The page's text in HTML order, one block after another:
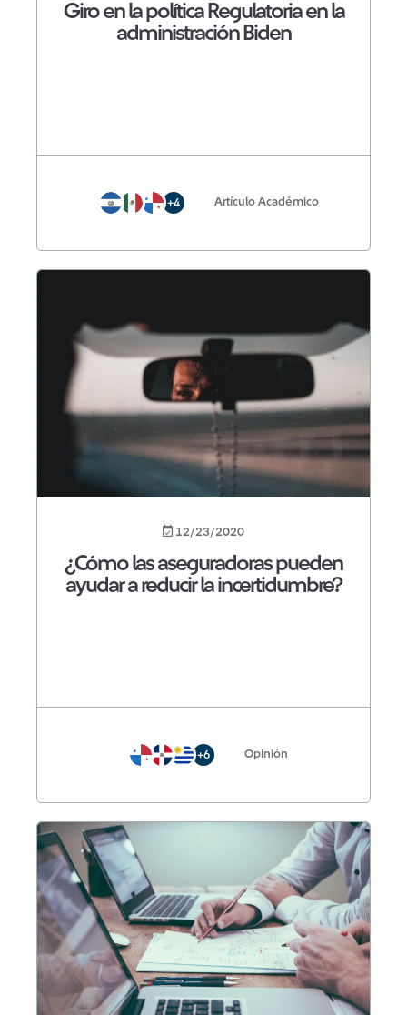
Giro en la política Regulatoria en la
administración Biden
+4 Artículo Académico
12/23/2020
¿Cómo las aseguradoras pueden
ayudar a reducir la incertidumbre?
+6 Opinión